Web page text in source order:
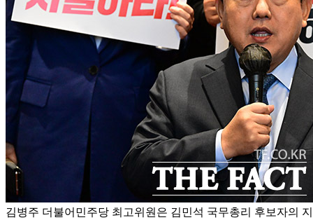
김병주 더불어민주당 최고위원은 김민석 국무총리 후보자의